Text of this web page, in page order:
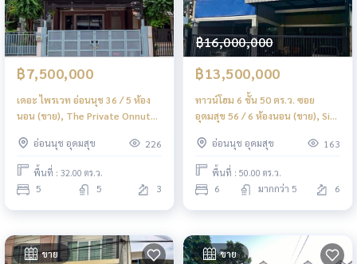
฿7,500,000
เดอะ ไพรเวท อ่อนนุช 36 / 5 ห้อง
นอน (ขาย), The Private Onnut
GNG040อ่อนนุช อุดมสุข 226
พื้นที่ : 32.00 ตร.ว.
5 5 3
฿16,000,000
฿13,500,000
ทาวน์โฮม 6 ชั้น 50 ตร.ว. ซอย
อุดมสุข 56 / 6 ห้องนอน (ขาย), Six-
Udomsuk Soi 56 / 6 Bedrooms
(FOR SALE) GNG031
อ่อนนุช อุดมสุข 163
พื้นที่ : 50.00 ตร.ว.
6 มากกว่า 5 6
ขาย ขาย